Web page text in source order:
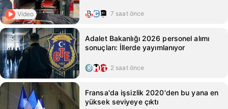
Video 7 saat önce
Adalet Bakanlığı 2026 personel alımı
sonuçları: İllerde yayımlanıyor
2 saat önce
Fransa'da işsizlik 2020'den bu yana en
yüksek seviyeye çıktı